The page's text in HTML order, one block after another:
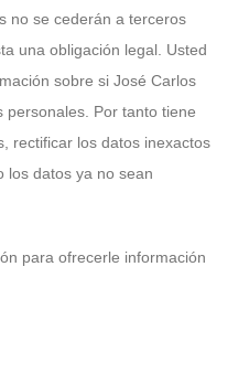
no se cederán a terceros
una obligación legal. Usted
sobre si José Carlos
Por tanto tiene
rectificar los datos inexactos
los datos ya no sean
para ofrecerle información